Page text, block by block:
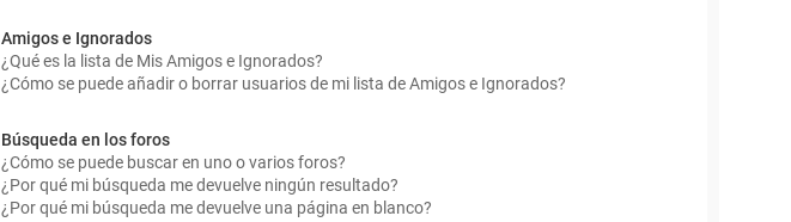
Amigos e Ignorados
¿Qué es la lista de Mis Amigos e Ignorados?
¿Cómo se puede añadir o borrar usuarios de mi lista de Amigos e Ignorados?
Búsqueda en los foros
¿Cómo se puede buscar en uno o varios foros?
¿Por qué mi búsqueda me devuelve ningún resultado?
¿Por qué mi búsqueda me devuelve una página en blanco?